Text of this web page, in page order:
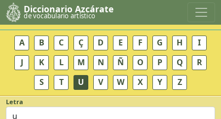
Diccionario Azcárate
de vocabulario artístico
A B C Ç D E F G H
I
J
K L M N Ñ O P Q
R
S
T U V W X Y Z
Letra